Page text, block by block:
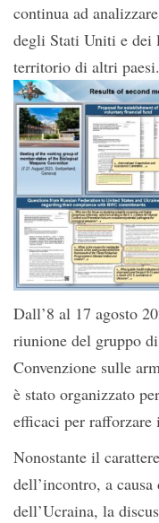
continua ad
degli Stati Uniti e dei
territorio di altri paesi.
Dall’8 al 17 agosto
riunione del gruppo
Convenzione sulle
è stato organizzato
efficaci per
Nonostante il
dell’incontro, a
dell’Ucraina, la